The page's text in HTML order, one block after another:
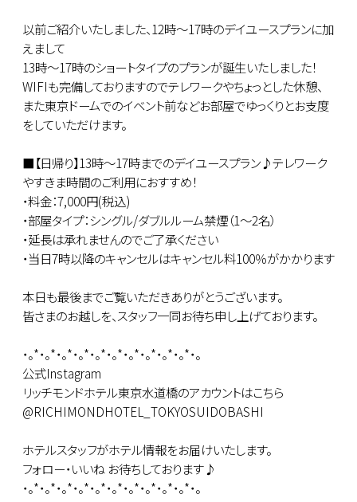
以前ご紹介いたしました、12時～17時のデイユースプランに加
えまして
13時～17時のショートタイプのプランが誕生いたしました！
WIFIも完備しておりますのでテレワークやちょっとした休憩、
また東京ドームでのイベント前などお部屋でゆっくりとお支度
をしていただけます。
■【日帰り】13時～17時までのデイユースプラン♪テレワーク
やすきま時間のご利用におすすめ！
・料金：7,000円(税込)
・部屋タイプ：シングル/ダブルルーム禁煙（1～2名）
・延長は承れませんのでご了承ください
・当日7時以降のキャンセルはキャンセル料100％がかかります
本日も最後までご覧いただきありがとうございます。
皆さまのお越しを、スタッフ一同お待ち申し上げております。
・。*・。*・。*・。*・。*・。*・。*・。*・。*・。*・。
公式Instagram
リッチモンドホテル東京水道橋のアカウントはこちら
@RICHIMONDHOTEL_TOKYOSUIDOBASHI
ホテルスタッフがホテル情報をお届けいたします。
フォロー・いいね お待ちしております♪
・。*・。*・。*・。*・。*・。*・。*・。*・。*・。*・。